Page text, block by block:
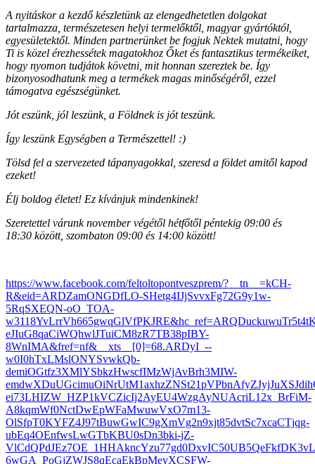
A nyitáskor a kezdő készletünk az elengedhetetlen dolgokat
tartalmazza, természetesen helyi termelőktől, magyar gyártóktól,
egyesületektől. Minden partnerünket be fogjuk Nektek mutatni, hogy
Ti is közel érezhessétek magatokhoz Őket és fantasztikus termékeiket,
hogy nyomon tudjátok követni, mit honnan szereztek be. Így
bizonyosodhatunk meg a termékek magas minőségéről, ezzel
támogatva egészségünket.
Jót eszünk, jól leszünk, a Földnek is jót teszünk.
Így leszünk Egységben a Természettel! :)
Tölsd fel a szervezeted tápanyagokkal, szeresd a földet amitől kapod
ezeket!
Élj boldog életet! Ez kívánjuk mindenkinek!
Szeretettel várunk november végétől hétfőtől péntekig 09:00 és
18:30 között, szombaton 09:00 és 14:00 között!
https://www.facebook.com/feltoltopontveszprem/?__tn__=kCH-
R&eid=ARDZamONGDfLO-SHetg4IJjSvvxFg72G9y1w-
5RqSXEQN-oO_TOA-
eJIuG8qaCiWQhwlJTuiCM8zR7TB38pIBY-
8WnIMA&fref=nf&__xts__[0]=68.ARDyI_--
w0I0hTxLMslONYSvwkQb-
demiOGtfz3XMlYSbkzHwscfIMzWjAvBrh3MIW-
ei73LHIZW_HZP1kVCZicIj2AyEU4WzgAyNUAcriL12x_BrFiM-
A8kqmWf0NctDwEpWFaMwuwVxO7m13-
OlSfpT0KYFZ4J97tBuwGwIC9gXmVg2n9xjt85dvtSc7xcaCTjqg-
ubEq4OEnfwsLwGTbKBU0sDn3bki-jZ-
6wGA_PoGjZWJS8qEcaEkBpMeyXCSFW-